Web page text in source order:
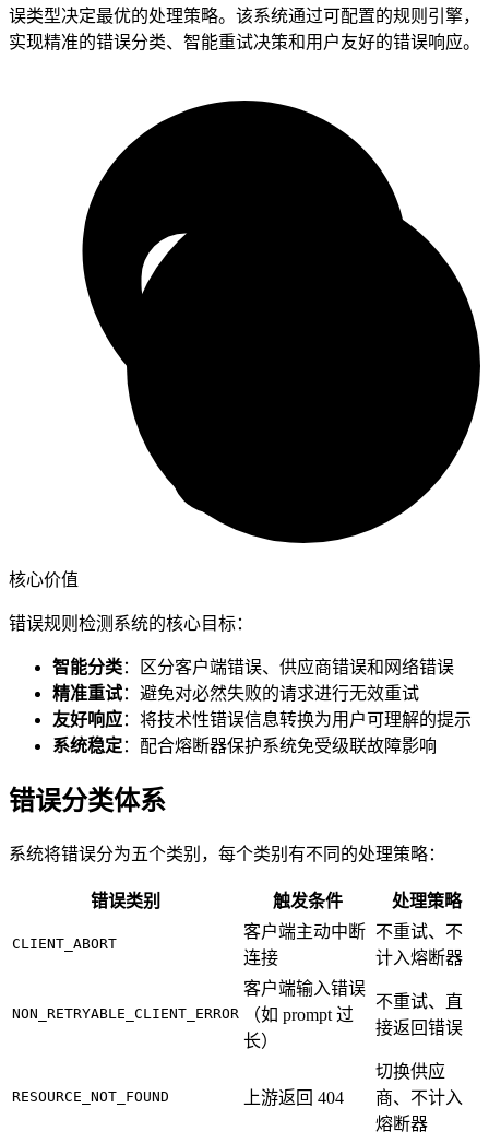
误类型决定最优的处理策略。该系统通过可配置的规则引擎，
实现精准的错误分类、智能重试决策和用户友好的错误响应。
核心价值
错误规则检测系统的核心目标：
智能分类：区分客户端错误、供应商错误和网络错误
精准重试：避免对必然失败的请求进行无效重试
友好响应：将技术性错误信息转换为用户可理解的提示
系统稳定：配合熔断器保护系统免受级联故障影响
错误分类体系
系统将错误分为五个类别，每个类别有不同的处理策略：
错误类别 触发条件 处理策略
CLIENT_ABORT
客户端主动中断
连接
不重试、不
计入熔断器
NON_RETRYABLE_CLIENT_ERROR
客户端输入错误
（如 prompt 过
长）
不重试、直
接返回错误
RESOURCE_NOT_FOUND 上游返回 404
切换供应
商、不计入
熔断器